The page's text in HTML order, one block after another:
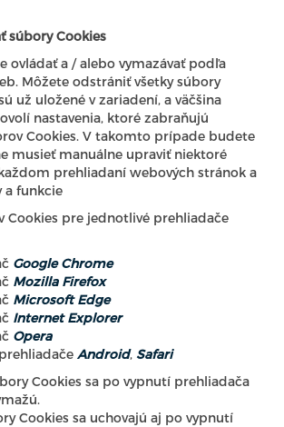
súbory Cookies
ovládať a / alebo vymazávať podľa
Môžete odstrániť všetky súbory
už uložené v zariadení, a väčšina
nastavenia, ktoré zabraňujú
Cookies. V takomto prípade budete
musieť manuálne upraviť niektoré
prehliadaní webových stránok a
a funkcie
Cookies pre jednotlivé prehliadače
Google Chrome
Mozilla Firefox
Microsoft Edge
Internet Explorer
Opera
Android, Safari
Cookies sa po vypnutí prehliadača
Cookies sa uchovajú aj po vypnutí